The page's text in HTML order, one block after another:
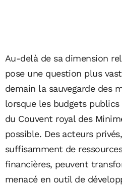
Au-delà de sa dimension
pose une question plus
demain la sauvegarde des
lorsque les budgets
du Couvent royal des
possible. Des acteurs
suffisamment de
financières, peuvent
menacé en outil de